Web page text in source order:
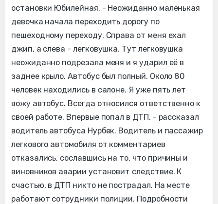
остановки Юбилейная. - Неожиданно маленькая
девочка начала переходить дорогу по
пешеходному переходу. Справа от меня ехал
джип, а слева - легковушка. Тут легковушка
неожиданно подрезала меня и я ударил её в
заднее крыло. Автобус был полный. Около 80
человек находились в салоне. Я уже пять лет
вожу автобус. Всегда относился ответственно к
своей работе. Впервые попал в ДТП, - рассказал
водитель автобуса Нурбек. Водитель и пассажир
легкового автомобиля от комментариев
отказались, сославшись на то, что причины и
виновников аварии установит следствие. К
счастью, в ДТП никто не пострадал. На месте
работают сотрудники полиции. Подробности